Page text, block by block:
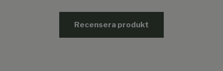
Recensera produkt